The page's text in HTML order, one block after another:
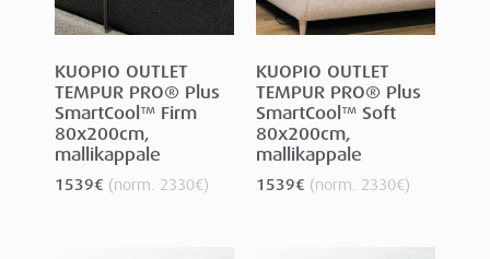
KUOPIO OUTLET
TEMPUR PRO® Plus
SmartCool™ Firm
80x200cm,
mallikappale
1539€ (norm. 2330€)
KUOPIO OUTLET
TEMPUR PRO® Plus
SmartCool™ Soft
80x200cm,
mallikappale
1539€ (norm. 2330€)